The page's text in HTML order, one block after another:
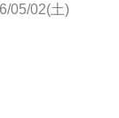
05/02(土)